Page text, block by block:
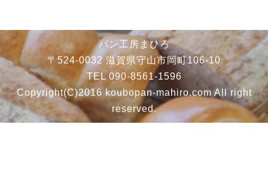
パン工房まひろ
〒524-0032 滋賀県守山市岡町106-10
TEL 090-8561-1596
Copyright(C)2016 koubopan-mahiro.com All right
reserved.